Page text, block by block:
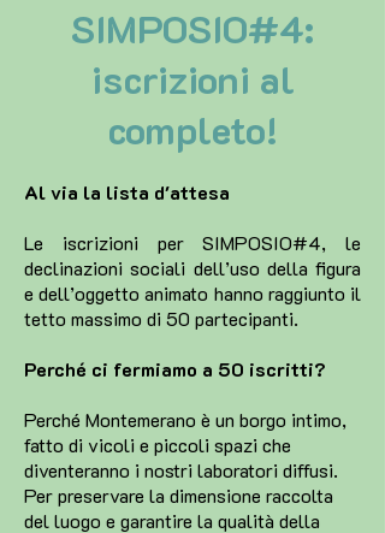
SIMPOSIO#4:
iscrizioni al
completo!
Al via la lista d'attesa
Le iscrizioni per SIMPOSIO#4, le
declinazioni sociali dell’uso della figura
e dell’oggetto animato hanno raggiunto il
tetto massimo di 50 partecipanti.
Perché ci fermiamo a 50 iscritti?
Perché Montemerano è un borgo intimo,
fatto di vicoli e piccoli spazi che
diventeranno i nostri laboratori diffusi.
Per preservare la dimensione raccolta
del luogo e garantire la qualità della